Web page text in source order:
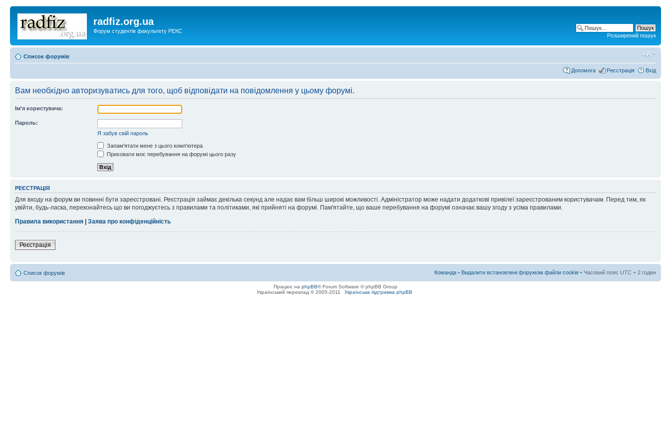
radfiz.org.ua
Форум студентів факультету РЕКС
Розширений пошук
Список форумів
Допомога Реєстрація Вхід
Вам необхідно авторизуватись для того, щоб відповідати на повідомлення у цьому форумі.
Ім'я користувача:
Пароль:
Я забув свій пароль
Запам'ятати мене з цього комп'ютера
Приховати моє перебування на форумі цього разу
РЕЄСТРАЦІЯ
Для входу на форум ви повинні бути зареєстровані. Реєстрація займає декілька секунд але надає вам більш широкі можливості. Адміністратор може надати додаткові привілеї зареєстрованим користувачам. Перед тим, як
увійти, будь-ласка, переконайтесь що ви погоджуєтесь з правилами та політиками, які прийняті на форумі. Пам'ятайте, що ваше перебування на форумі означає вашу згоду з усіма правилами.
Правила використання
Заява про конфіденційність
Реєстрація
Список форумів Команда • Видалити встановлені форумом файли cookie • Часовий пояс UTC + 2 годин
Працює на phpBB® Forum Software © phpBB Group
Український переклад © 2005-2011
Українська підтримка phpBB